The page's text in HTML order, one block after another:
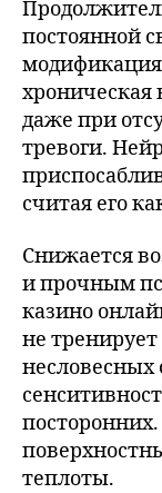
постоянной
хроническая
даже при
тревоги.
считая его
Снижается
и прочным
казино
не
несловесных
теплоты.